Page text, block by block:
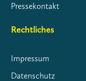
Pressekontakt
Rechtliches
Impressum
Datenschutz